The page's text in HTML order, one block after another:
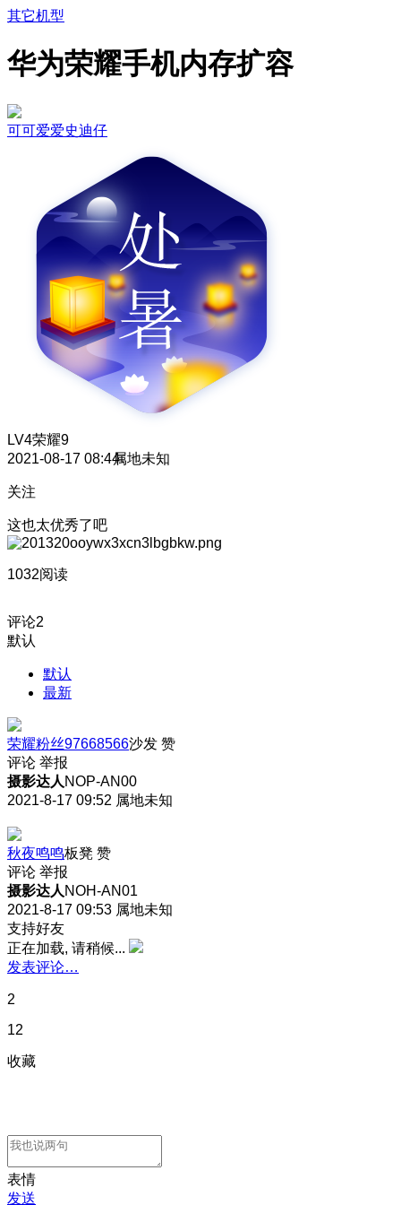
其它机型
华为荣耀手机内存扩容
可可爱爱史迪仔
LV4荣耀9
2021-08-17 08:44属地未知
关注
这也太优秀了吧
1032阅读
评论2
默认
默认
最新
荣耀粉丝97668566沙发 赞
评论 举报
摄影达人 NOP-AN00
2021-8-17 09:52 属地未知
秋夜鸣鸣板凳 赞
评论 举报
摄影达人 NOH-AN01
2021-8-17 09:53 属地未知
支持好友
正在加载, 请稍候...
发表评论…
2
12
收藏
表情
发送